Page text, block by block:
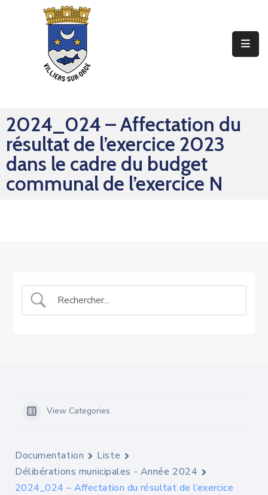
Mes
Sorties
Démarches
2024_024 – Affectation du
résultat de l’exercice 2023
dans le cadre du budget
communal de l’exercice N
View Categories
Documentation
Liste
Délibérations municipales - Année 2024
2024_024 – Affectation du résultat de l’exercice